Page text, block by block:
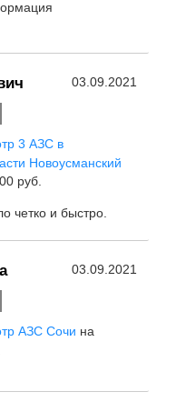
03.09.2021
3 АЗС в
Новоусманский
руб.
четко и быстро.
03.09.2021
АЗС Сочи на